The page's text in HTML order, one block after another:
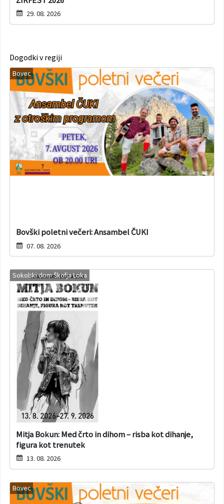
29. 08. 2026
Dogodki v regiji
Bovec
Bovški poletni večeri: Ansambel ČUKI
07. 08. 2026
Sokolski dom Škofja Loka
Mitja Bokun: Med črto in dihom – risba kot dihanje,
figura kot trenutek
13. 08. 2026
Bovec